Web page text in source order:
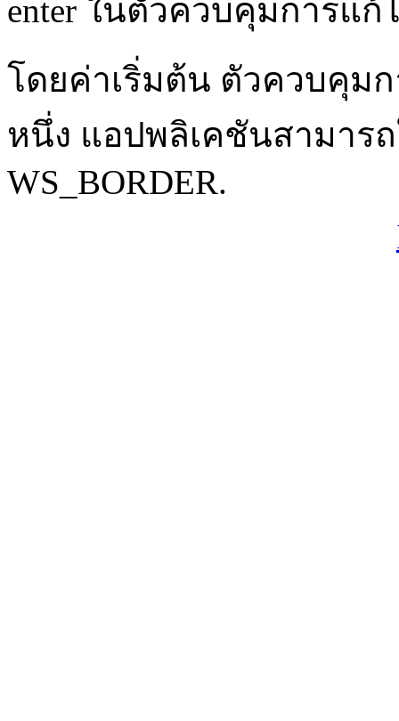
enter ในตัวควบคุมการแก้
โดยค่าเริ่มต้น ตัวควบคุม
หนึ่ง แอปพลิเคชันสามาร
WS_BORDER.